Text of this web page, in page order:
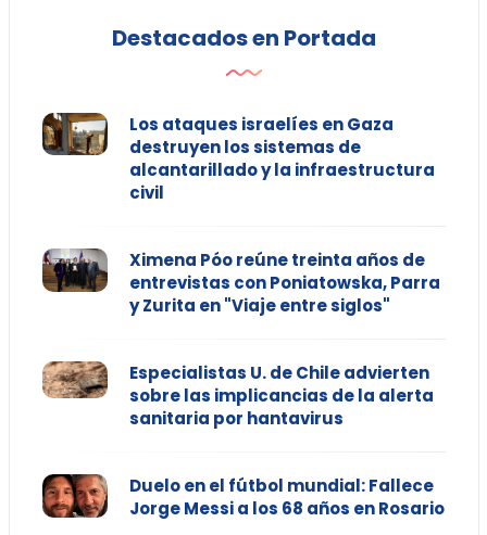
Destacados en Portada
Los ataques israelíes en Gaza
destruyen los sistemas de
alcantarillado y la infraestructura
civil
Ximena Póo reúne treinta años de
entrevistas con Poniatowska, Parra
y Zurita en "Viaje entre siglos"
Especialistas U. de Chile advierten
sobre las implicancias de la alerta
sanitaria por hantavirus
Duelo en el fútbol mundial: Fallece
Jorge Messi a los 68 años en Rosario